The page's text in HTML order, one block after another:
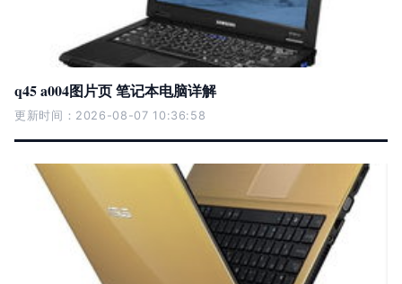
q45 a004图片页 笔记本电脑详解
更新时间：2026-08-07 10:36:58